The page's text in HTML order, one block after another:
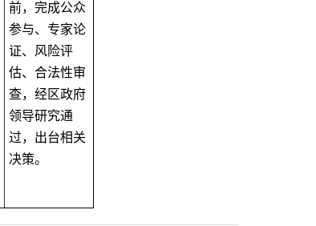
前，完成公众
参与、专家论
证、风险评
估、合法性审
查，经区政府
领导研究通
过，出台相关
决策。